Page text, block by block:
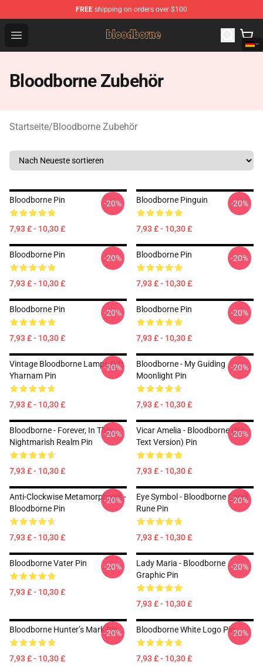
FREE shipping on orders over $100
Open menu
Bloodborne Shop - Official Bloodborne Merchandise
Bloodborne Zubehör
Startseite/Bloodborne Zubehör
Bloodborne Pin
7,93 £ - 10,30 £
-20% Bloodborne Pinguin
7,93 £ - 10,30 £
-20%
Bloodborne Pin
7,93 £ - 10,30 £
-20% Bloodborne Pin
7,93 £ - 10,30 £
-20%
Bloodborne Pin
7,93 £ - 10,30 £
-20% Bloodborne Pin
7,93 £ - 10,30 £
-20%
Vintage Bloodborne Lamps Gift
Yharnam Pin
7,93 £ - 10,30 £
-20%
Bloodborne - My Guiding
Moonlight Pin
7,93 £ - 10,30 £
-20%
Bloodborne - Forever, In This
Nightmarish Realm Pin
7,93 £ - 10,30 £
-20%
Vicar Amelia - Bloodborne (no
Text Version) Pin
7,93 £ - 10,30 £
-20%
Anti-Clockwise Metamorphosis -
Bloodborne Pin
7,93 £ - 10,30 £
-20%
Eye Symbol - Bloodborne Caryll
Rune Pin
7,93 £ - 10,30 £
-20%
Bloodborne Vater Pin
7,93 £ - 10,30 £
-20%
Lady Maria - Bloodborne
Graphic Pin
7,93 £ - 10,30 £
-20%
Bloodborne Hunter’s Mark Pin
7,93 £ - 10,30 £
-20% Bloodborne White Logo Pin
7,93 £ - 10,30 £
-20%